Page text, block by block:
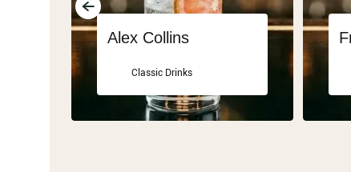
Alex Collins
Classic Drinks